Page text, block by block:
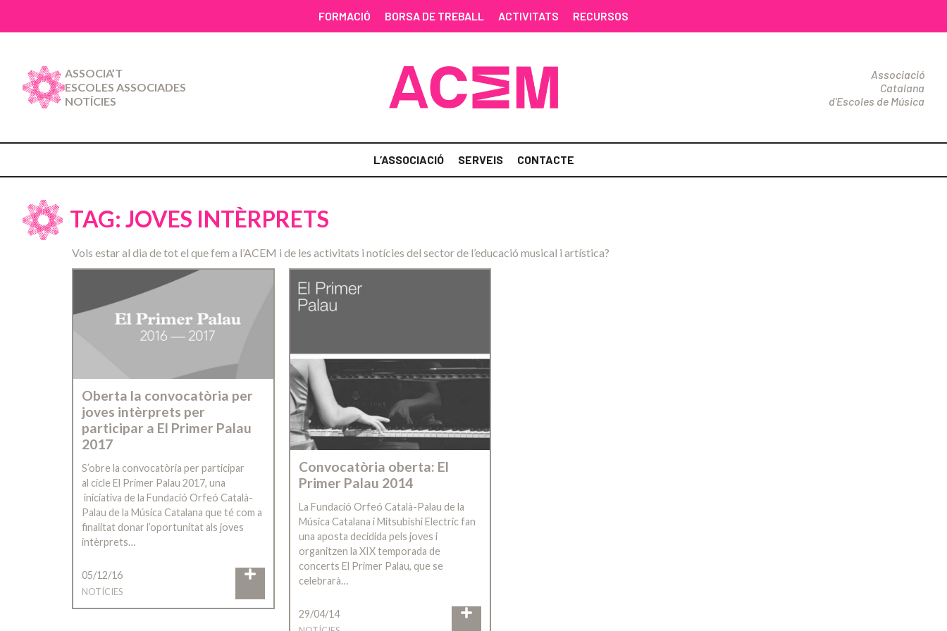
FORMACIÓ BORSA DE TREBALL ACTIVITATS RECURSOS
ASSOCIA’T
ESCOLES ASSOCIADES
NOTÍCIES
Associació
Catalana
d'Escoles de Música
L’ASSOCIACIÓ SERVEIS CONTACTE
TAG: JOVES INTÈRPRETS
Vols estar al dia de tot el que fem a l’ACEM i de les activitats i notícies del sector de l’educació musical i artística?
Oberta la convocatòria per
joves intèrprets per
participar a El Primer Palau
2017
S’obre la convocatòria per participar
al cicle El Primer Palau 2017, una
iniciativa de la Fundació Orfeó Català-
Palau de la Música Catalana que té com a
finalitat donar l’oportunitat als joves
intèrprets…
05/12/16
NOTÍCIES
Convocatòria oberta: El
Primer Palau 2014
La Fundació Orfeó Català-Palau de la
Música Catalana i Mitsubishi Electric fan
una aposta decidida pels joves i
organitzen la XIX temporada de
concerts El Primer Palau, que se
celebrarà…
29/04/14